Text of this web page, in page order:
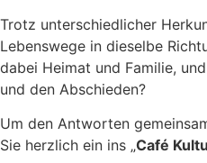
Trotz unterschiedlicher
Lebenswege in dieselbe
dabei Heimat und Familie,
und den Abschieden?
Um den Antworten
Sie herzlich ein ins „Café